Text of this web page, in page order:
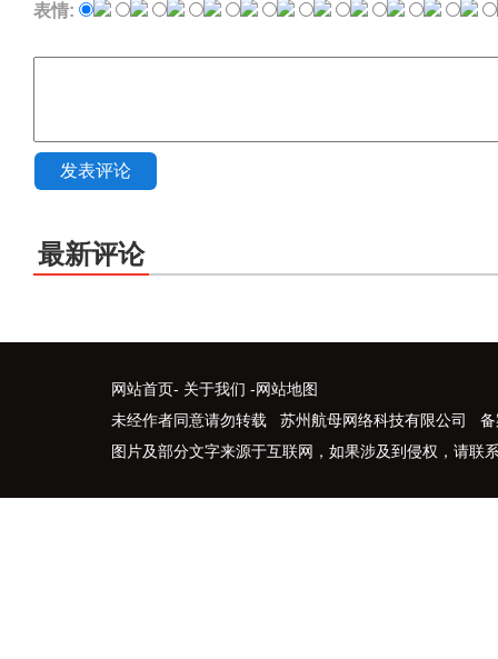
表情:
发表评论
最新评论
网站首页- 关于我们 -网站地图
未经作者同意请勿转载 苏州航母网络科技有限公司 备
图片及部分文字来源于互联网，如果涉及到侵权，请联